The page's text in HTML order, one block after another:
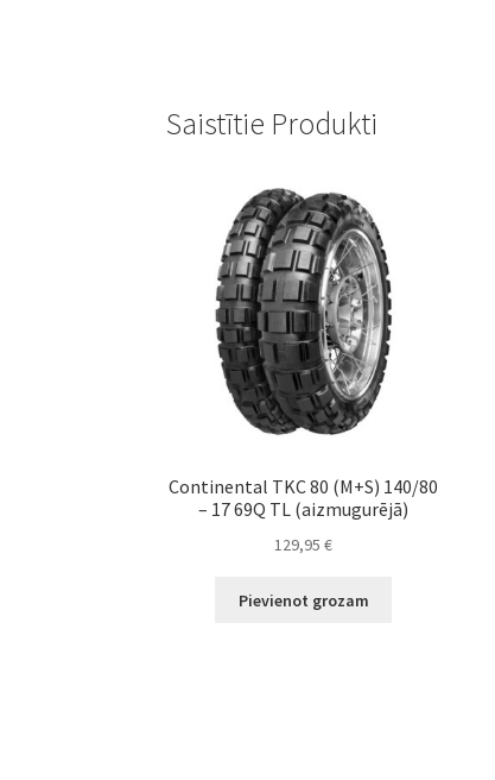
Saistītie Produkti
Continental TKC 80 (M+S) 140/80
– 17 69Q TL (aizmugurējā)
129,95€
Pievienot grozam